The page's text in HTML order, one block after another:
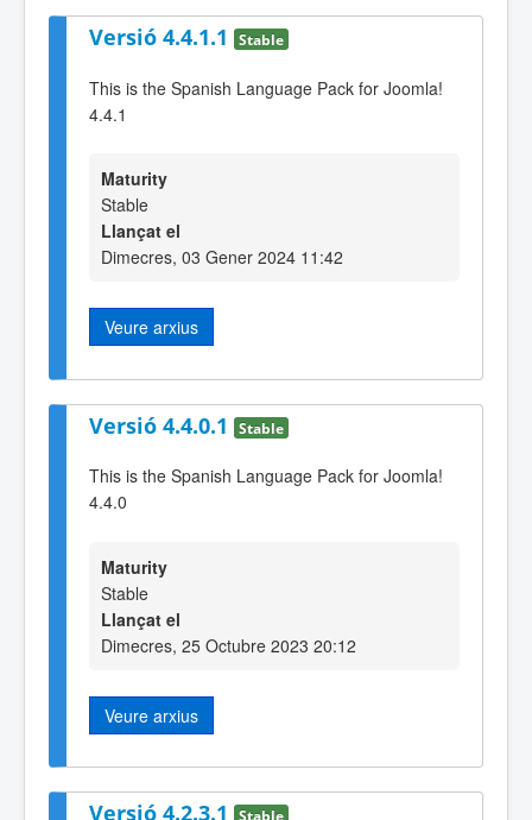
Versió 4.4.1.1 Stable
This is the Spanish Language Pack for Joomla!
4.4.1
Maturity
Stable
Llançat el
Dimecres, 03 Gener 2024 11:42
Veure arxius
Versió 4.4.0.1 Stable
This is the Spanish Language Pack for Joomla!
4.4.0
Maturity
Stable
Llançat el
Dimecres, 25 Octubre 2023 20:12
Veure arxius
Versió 4.2.3.1 Stable